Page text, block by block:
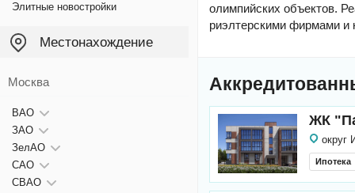
олимпийских объектов.
риэлтерскими фирмами и
ЖК
округ
Ипотека
Элитные новостройки
Местонахождение
Москва
ВАО
ЗАО
ЗелАО
САО
СВАО